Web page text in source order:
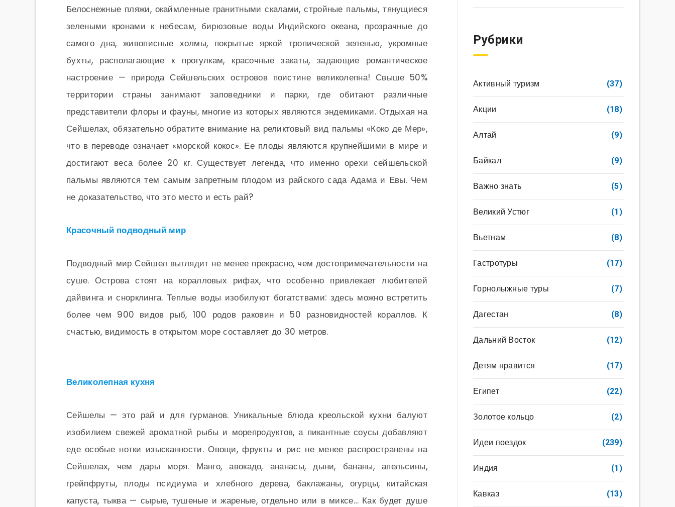
Белоснежные пляжи, окаймленные гранитными скалами, стройные пальмы, тянущиеся
зелеными кронами к небесам, бирюзовые воды Индийского океана, прозрачные до
самого дна, живописные холмы, покрытые яркой тропической зеленью, укромные
бухты, располагающие к прогулкам, красочные закаты, задающие романтическое
настроение — природа Сейшельских островов поистине великолепна! Свыше 50%
территории страны занимают заповедники и парки, где обитают различные
представители флоры и фауны, многие из которых являются эндемиками. Отдыхая на
Сейшелах, обязательно обратите внимание на реликтовый вид пальмы «Коко де Мер»,
что в переводе означает «морской кокос». Ее плоды являются крупнейшими в мире и
достигают веса более 20 кг. Существует легенда, что именно орехи сейшельской
пальмы являются тем самым запретным плодом из райского сада Адама и Евы. Чем
не доказательство, что это место и есть рай?
Красочный подводный мир
Подводный мир Сейшел выглядит не менее прекрасно, чем достопримечательности на
суше. Острова стоят на коралловых рифах, что особенно привлекает любителей
дайвинга и снорклинга. Теплые воды изобилуют богатствами: здесь можно встретить
более чем 900 видов рыб, 100 родов раковин и 50 разновидностей кораллов. К
счастью, видимость в открытом море составляет до 30 метров.
Великолепная кухня
Сейшелы — это рай и для гурманов. Уникальные блюда креольской кухни балуют
изобилием свежей ароматной рыбы и морепродуктов, а пикантные соусы добавляют
еде особые нотки изысканности. Овощи, фрукты и рис не менее распространены на
Сейшелах, чем дары моря. Манго, авокадо, ананасы, дыни, бананы, апельсины,
грейпфруты, плоды псидиума и хлебного дерева, баклажаны, огурцы, китайская
капуста, тыква — сырые, тушеные и жареные, отдельно или в миксе… Как будет душе
Рубрики
Активный туризм (37)
Акции (18)
Алтай (9)
Байкал (9)
Важно знать (5)
Великий Устюг (1)
Вьетнам (8)
Гастротуры (17)
Горнолыжные туры (7)
Дагестан (8)
Дальний Восток (12)
Детям нравится (17)
Египет (22)
Золотое кольцо (2)
Идеи поездок (239)
Индия (1)
Кавказ (13)